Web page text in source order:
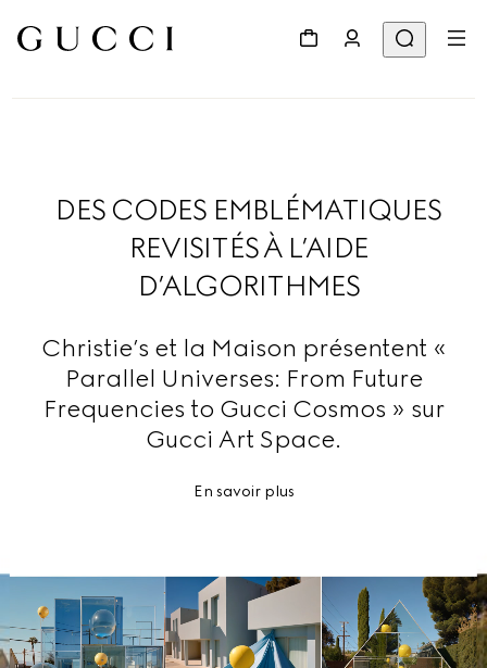
DES CODES EMBLÉMATIQUES
REVISITÉS À L’AIDE
D’ALGORITHMES
Christie’s et la Maison présentent «
Parallel Universes: From Future
Frequencies to Gucci Cosmos » sur
Gucci Art Space.
En savoir plus